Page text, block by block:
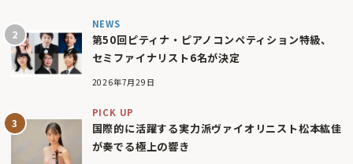
NEWS
第50回ピティナ・ピアノコンペティション特級、
セミファイナリスト6名が決定
2026年7月29日
PICK UP
国際的に活躍する実力派ヴァイオリニスト松本紘佳
が奏でる極上の響き